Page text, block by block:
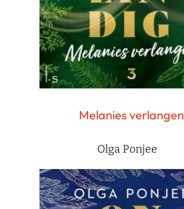
Melanies verlangen
Olga Ponjee